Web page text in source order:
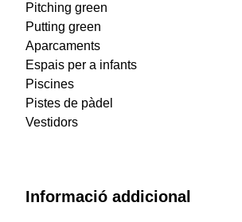
Pitching green
Putting green
Aparcaments
Espais per a infants
Piscines
Pistes de pàdel
Vestidors
Informació addicional